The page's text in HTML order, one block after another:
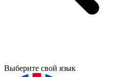
Выберите свой язык